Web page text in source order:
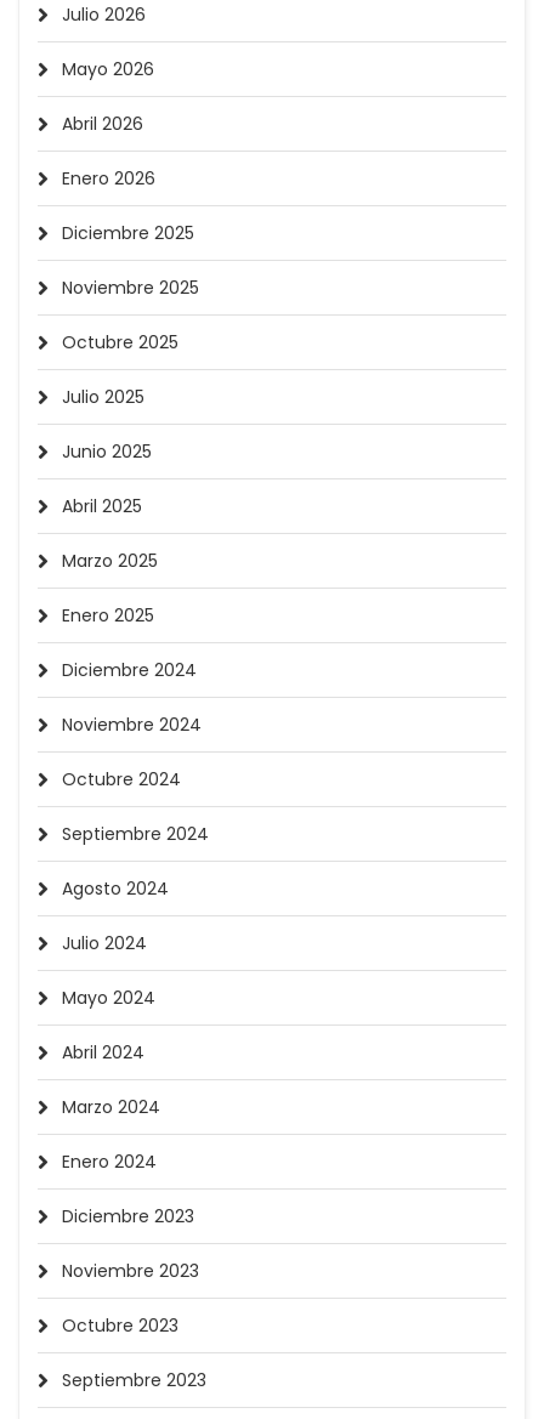
Julio 2026
Mayo 2026
Abril 2026
Enero 2026
Diciembre 2025
Noviembre 2025
Octubre 2025
Julio 2025
Junio 2025
Abril 2025
Marzo 2025
Enero 2025
Diciembre 2024
Noviembre 2024
Octubre 2024
Septiembre 2024
Agosto 2024
Julio 2024
Mayo 2024
Abril 2024
Marzo 2024
Enero 2024
Diciembre 2023
Noviembre 2023
Octubre 2023
Septiembre 2023